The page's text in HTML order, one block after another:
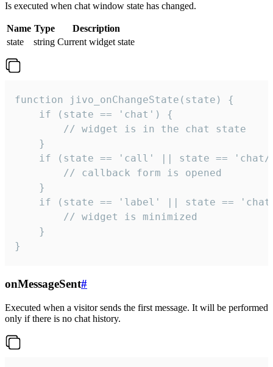
Is executed when chat window state has changed.
Name Type
Description
state
string Current widget state
function jivo_onChangeState(state) {
    if (state == 'chat') {
        // widget is in the chat state
    }
if (state == 'call' || state ==
        // callback form is opened
    }
if (state == 'label' || state ==
        // widget is minimized
    }
}
onMessageSent#
Executed when a visitor sends the first message. It will be performed
only if there is no chat history.